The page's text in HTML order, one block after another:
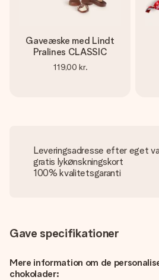
Gaveæske med Lindt
Pralines CLASSIC
119,00 kr.
Leveringsadresse efter eget
gratis lykønskningskort
100% kvalitetsgaranti
Gave specifikationer
Mere information om de
chokolader: